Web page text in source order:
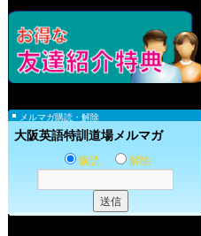
メルマガ購読・解除
大阪英語特訓道場メルマガ
購読 解除